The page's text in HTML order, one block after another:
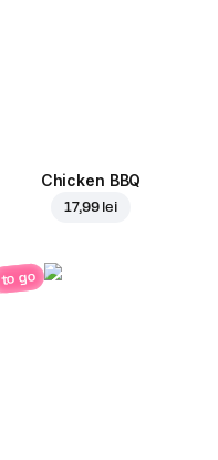
Chicken BBQ
17,99 lei
to go